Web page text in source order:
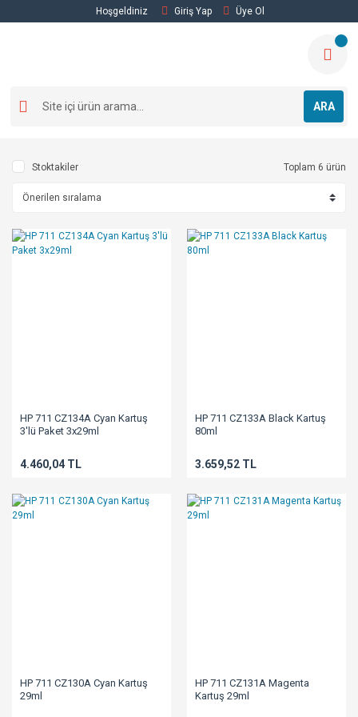
Hoşgeldiniz Giriş Yap Üye Ol
ARA
Stoktakiler Toplam 6 ürün
HP 711 CZ134A Cyan Kartuş
3'lü Paket 3x29ml
4.460,04 TL
HP 711 CZ133A Black Kartuş
80ml
3.659,52 TL
HP 711 CZ130A Cyan Kartuş
29ml
HP 711 CZ131A Magenta
Kartuş 29ml